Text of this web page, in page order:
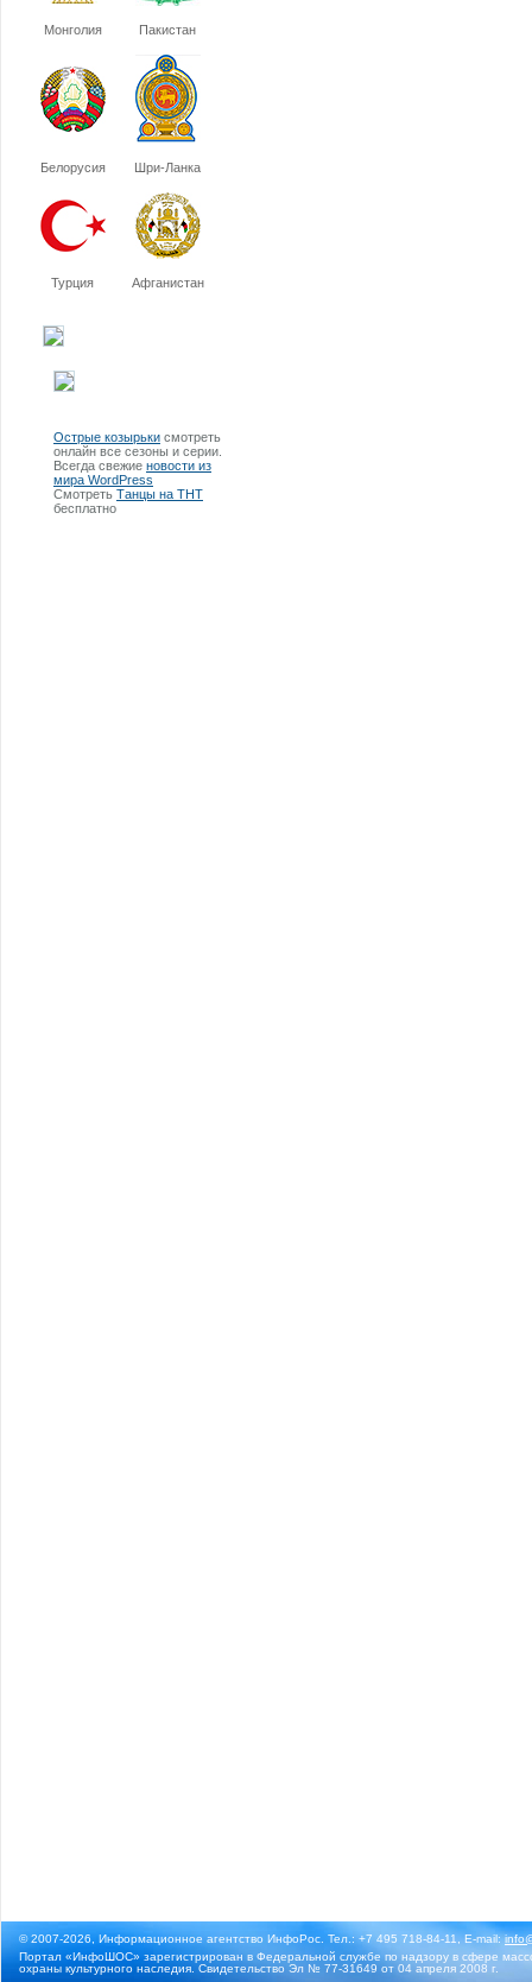
Монголия Пакистан
Белорусия Шри-Ланка
Турция Афганистан
Острые козырьки смотреть
онлайн все сезоны и серии.
Всегда свежие новости из
мира WordPress
Смотреть Танцы на ТНТ
бесплатно
© 2007-2026, Информационное агентство ИнфоРос. Тел.: +7 495 718-84-11, E-mail:
Портал «ИнфоШОС» зарегистрирован в Федеральной службе по надзору в сфере
охраны культурного наследия. Свидетельство Эл № 77-31649 от 04 апреля 2008 г.